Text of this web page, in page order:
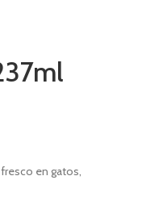
en gatos,